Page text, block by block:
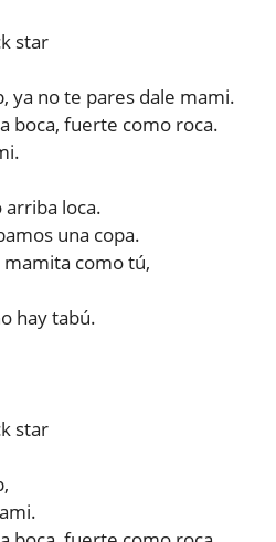
star
ya no te pares dale mami.
boca, fuerte como roca.
arriba loca.
una copa.
como tú,
hay tabú.
star